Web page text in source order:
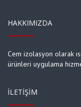
HAKKIMIZDA
Cem izolasyon olarak
ürünleri uygulama
İLETIŞIM